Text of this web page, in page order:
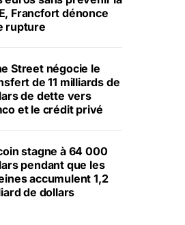
Francfort dénonce
rupture
Street négocie le
de 11 milliards de
de dette vers
et le crédit privé
stagne à 64 000
pendant que les
accumulent 1,2
de dollars